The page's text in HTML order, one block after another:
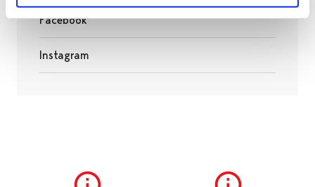
Facebook
Avautuu uudessa välilehdessä
Instagram
Avautuu uudessa välilehdessä